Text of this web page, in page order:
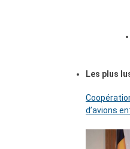
Les plus
d’avions